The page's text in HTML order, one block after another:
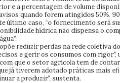
e a percentagem de volume
quando forem atingidos 50%,
último caso, “o fornecimento será
hídrica não dispensa o
reduzir perdas na rede coletiva
e gerir os consumos com rigor”,
que o setor agrícola tem de
já tiverem adotado práticas mais
a produzir”, sustenta.